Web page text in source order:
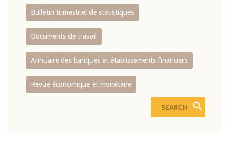
Bulletin trimestriel de statistiques
Documents de travail
Annuaire des banques et établissements financiers
Revue économique et monétaire